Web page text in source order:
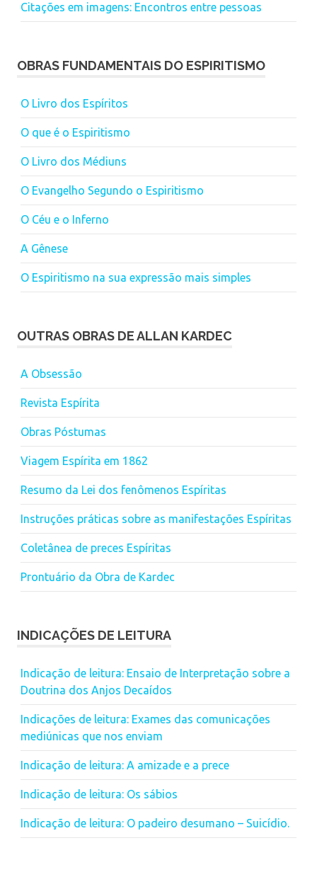
Citações em imagens: Encontros entre pessoas
OBRAS FUNDAMENTAIS DO ESPIRITISMO
O Livro dos Espíritos
O que é o Espiritismo
O Livro dos Médiuns
O Evangelho Segundo o Espiritismo
O Céu e o Inferno
A Gênese
O Espiritismo na sua expressão mais simples
OUTRAS OBRAS DE ALLAN KARDEC
A Obsessão
Revista Espírita
Obras Póstumas
Viagem Espírita em 1862
Resumo da Lei dos fenômenos Espíritas
Instruções práticas sobre as manifestações Espíritas
Coletânea de preces Espíritas
Prontuário da Obra de Kardec
INDICAÇÕES DE LEITURA
Indicação de leitura: Ensaio de Interpretação sobre a
Doutrina dos Anjos Decaídos
Indicações de leitura: Exames das comunicações
mediúnicas que nos enviam
Indicação de leitura: A amizade e a prece
Indicação de leitura: Os sábios
Indicação de leitura: O padeiro desumano – Suicídio.